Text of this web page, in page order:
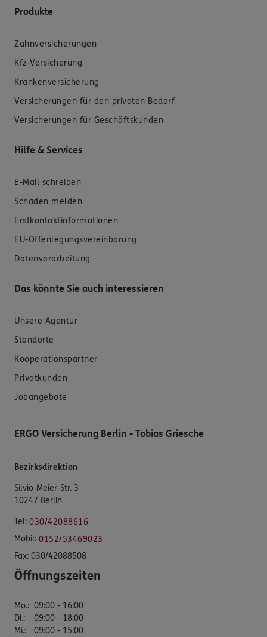
Produkte
Zahnversicherungen
Kfz-Versicherung
Krankenversicherung
Versicherungen für den privaten Bedarf
Versicherungen für Geschäftskunden
Hilfe & Services
E-Mail schreiben
Schaden melden
Erstkontaktinformationen
EU-Offenlegungsvereinbarung
Datenverarbeitung
Das könnte Sie auch interessieren
Unsere Agentur
Standorte
Kooperationspartner
Privatkunden
Jobangebote
ERGO Versicherung Berlin - Tobias Griesche
Bezirksdirektion
Silvio-Meier-Str. 3
10247 Berlin
Tel: 030/42088616
Mobil: 0152/53469023
Fax: 030/42088508
Öffnungszeiten
Mo.: 09:00 - 16:00
Di.:
09:00 - 18:00
Mi.:
09:00 - 15:00